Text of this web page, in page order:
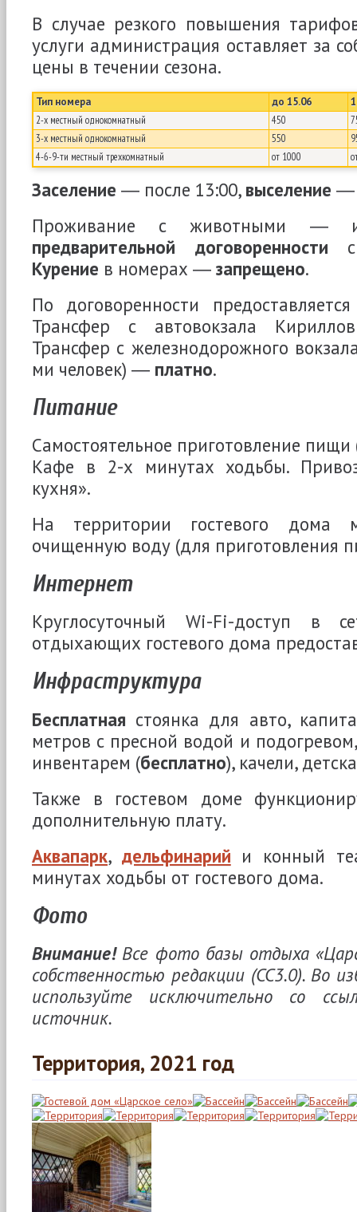
В случае резкого повышения
услуги администрация оставляет за
цены в течении сезона.
Тип номера до 15.06
2-х местный однокомнатный
450
3-х местный однокомнатный
550
4-6-9-ти местный трехкомнатный
от 1000
Заселение ― после 13:00, выселение ―
Проживание с животными ―
предварительной договоренности с
Курение в номерах ― запрещено.
По договоренности
Трансфер с автовокзала
Трансфер с железнодорожного
ми человек) ― платно.
Питание
Самостоятельное приготовление пищи
Кафе в 2-х минутах ходьбы.
кухня».
На территории гостевого дома
очищенную воду (для приготовления
Интернет
Круглосуточный Wi-Fi-доступ в
отдыхающих гостевого дома
Инфраструктура
Бесплатная стоянка для авто,
метров с пресной водой и
инвентарем (бесплатно), качели,
Также в гостевом доме
дополнительную плату.
Аквапарк, дельфинарий и конный
минутах ходьбы от гостевого дома.
Фото
Внимание!Все фото базы отдыха
собственностью редакции (CC3.0). Во
используйте исключительно со
источник.
Территория, 2021 год